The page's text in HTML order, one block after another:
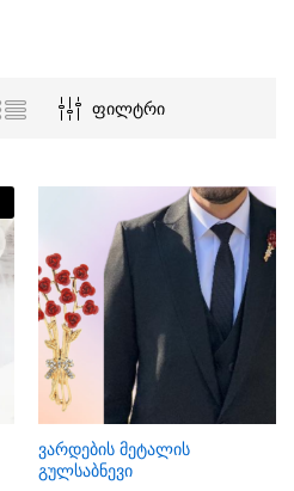
ფილტრი
ვარდების მეტალის
გულსაბნევი